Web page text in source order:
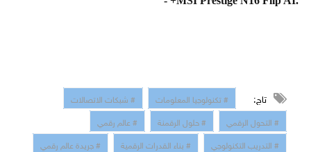
تاج: # تكنولوجيا المعلومات
# شبكات الاتصالات
# التحول الرقمي
# حلول الرقمنة
# عالم رقمي
# التدريب التكنولوجي
# بناء القدرات الرقمية
# جريدة عالم رقمي